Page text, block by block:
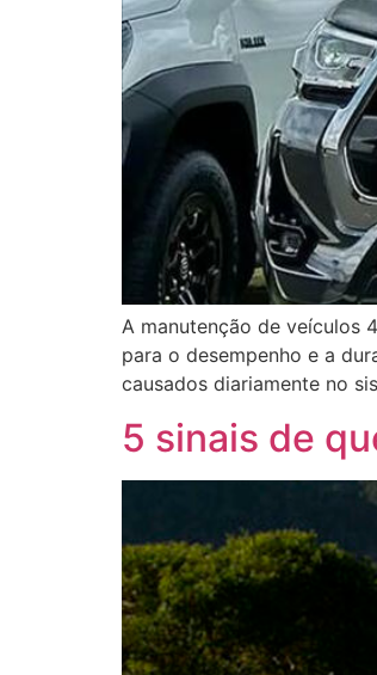
A manutenção de veículos
para o desempenho e a
causados diariamente no
5 sinais de